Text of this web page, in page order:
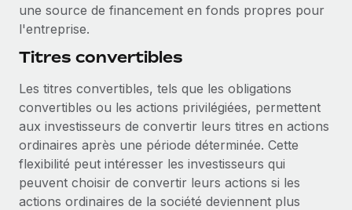
une source de financement en fonds propres pour
l'entreprise.
Titres convertibles
Les titres convertibles, tels que les obligations
convertibles ou les actions privilégiées, permettent
aux investisseurs de convertir leurs titres en actions
ordinaires après une période déterminée. Cette
flexibilité peut intéresser les investisseurs qui
peuvent choisir de convertir leurs actions si les
actions ordinaires de la société deviennent plus